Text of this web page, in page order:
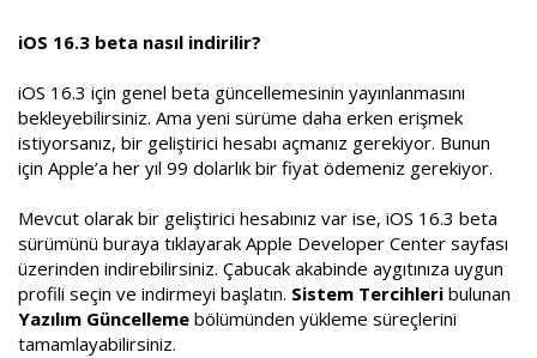
iOS 16.3 beta nasıl indirilir?
iOS 16.3 için genel beta güncellemesinin yayınlanmasını
bekleyebilirsiniz. Ama yeni sürüme daha erken erişmek
istiyorsanız, bir geliştirici hesabı açmanız gerekiyor. Bunun
için Apple’a her yıl 99 dolarlık bir fiyat ödemeniz gerekiyor.
Mevcut olarak bir geliştirici hesabınız var ise, iOS 16.3 beta
sürümünü buraya tıklayarak Apple Developer Center sayfası
üzerinden indirebilirsiniz. Çabucak akabinde aygıtınıza uygun
profili seçin ve indirmeyi başlatın. Sistem Tercihleri bulunan
Yazılım Güncelleme bölümünden yükleme süreçlerini
tamamlayabilirsiniz.